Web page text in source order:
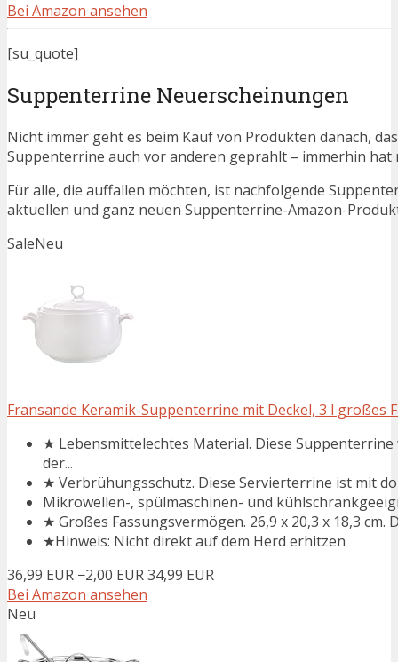
Bei Amazon ansehen
[su_quote]
Suppenterrine Neuerscheinungen
Nicht immer geht es beim Kauf von Produkten danach,
Suppenterrine auch vor anderen geprahlt – immerhin
Für alle, die auffallen möchten, ist nachfolgende
aktuellen und ganz neuen Suppenterrine-Amazon-
SaleNeu
Fransande Keramik-Suppenterrine mit Deckel, 3 l großes
★ Lebensmittelechtes Material. Diese
der...
★ Verbrühungsschutz. Diese Servierterrine ist mit
Mikrowellen-, spülmaschinen- und
★ Großes Fassungsvermögen. 26,9 x 20,3 x 18,3
★Hinweis: Nicht direkt auf dem Herd erhitzen
36,99 EUR −2,00 EUR34,99 EUR
Bei Amazon ansehen
Neu